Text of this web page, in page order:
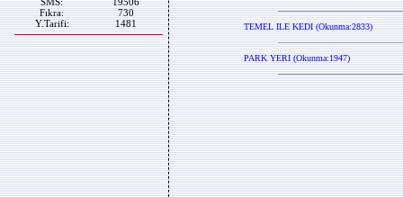
Fıkra:
730
Y.Tarifi:
1481 TEMEL ILE KEDI (Okunma:2833)
PARK YERI (Okunma:1947)